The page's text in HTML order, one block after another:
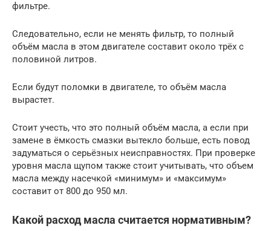
фильтре.
Следовательно, если не менять фильтр, то полный
объём масла в этом двигателе составит около трёх с
половиной литров.
Если будут поломки в двигателе, то объём масла
вырастет.
Стоит учесть, что это полный объём масла, а если при
замене в ёмкость смазки вытекло больше, есть повод
задуматься о серьёзных неисправностях. При проверке
уровня масла щупом также стоит учитывать, что объем
масла между насечкой «минимум» и «максимум»
составит от 800 до 950 мл.
Какой расход масла считается нормативным?